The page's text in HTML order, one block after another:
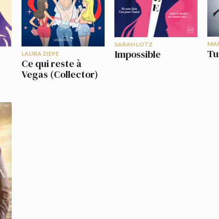
LAURA ZIEPE
Ce qui reste à
Vegas (Collector)
SARAH LOTZ
Impossible